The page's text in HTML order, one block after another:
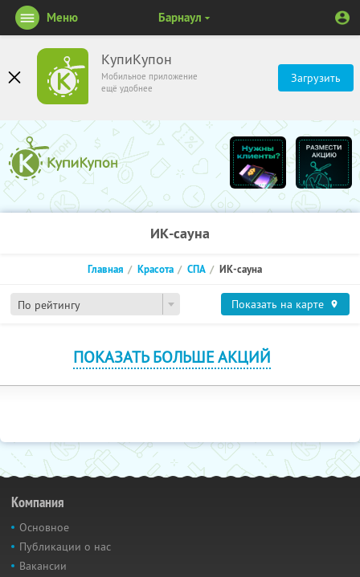
КупиКупон
Мобильное приложение
ещё удобнее
Загрузить
Меню Барнаул
ИК-сауна
По рейтингу
Главная Красота СПА ИК-сауна
Показать на карте
ПОКАЗАТЬ БОЛЬШЕ АКЦИЙ
Компания
Основное
Публикации о нас
Вакансии